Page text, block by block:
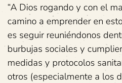
“A Dios rogando y con el
camino a emprender en
es seguir reuniéndonos
burbujas sociales y
medidas y protocolos
otros (especialmente a los